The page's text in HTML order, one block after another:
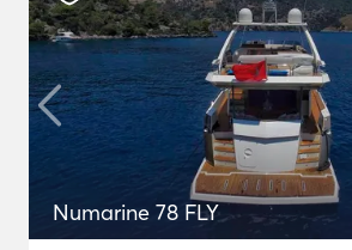
Numarine 78 FLY